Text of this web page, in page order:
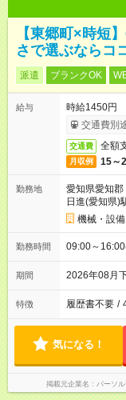
【東郷町×時短
さで選ぶならコ
派遣 ブランクOK
給与
時給1450円
交通費別
交通費 全額
月収例 15～
勤務地
愛知県愛知郡
日進(愛知県)
機械・設
勤務時間 09:00～
期間 2026年08月
特徴 履歴書不要 /
気になる！
掲載元企業名 パーソ